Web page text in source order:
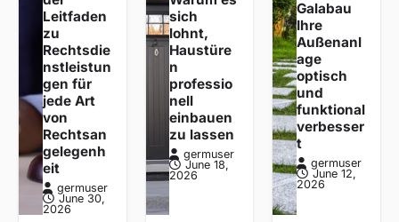
Leitfaden
zu
Rechtsdie
nstleistun
gen für
jede Art
von
Rechtsan
gelegenh
eit
germuser
June 30,
2026
sich
lohnt,
Haustüre
n
professio
nell
einbauen
zu lassen
germuser
June 18,
2026
Galabau
Ihre
Außenanl
age
optisch
und
funktional
verbesser
t
germuser
June 12,
2026